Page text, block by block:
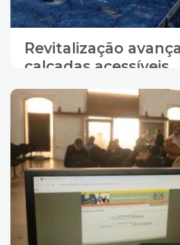
Revitalização
calçadas acessíveis